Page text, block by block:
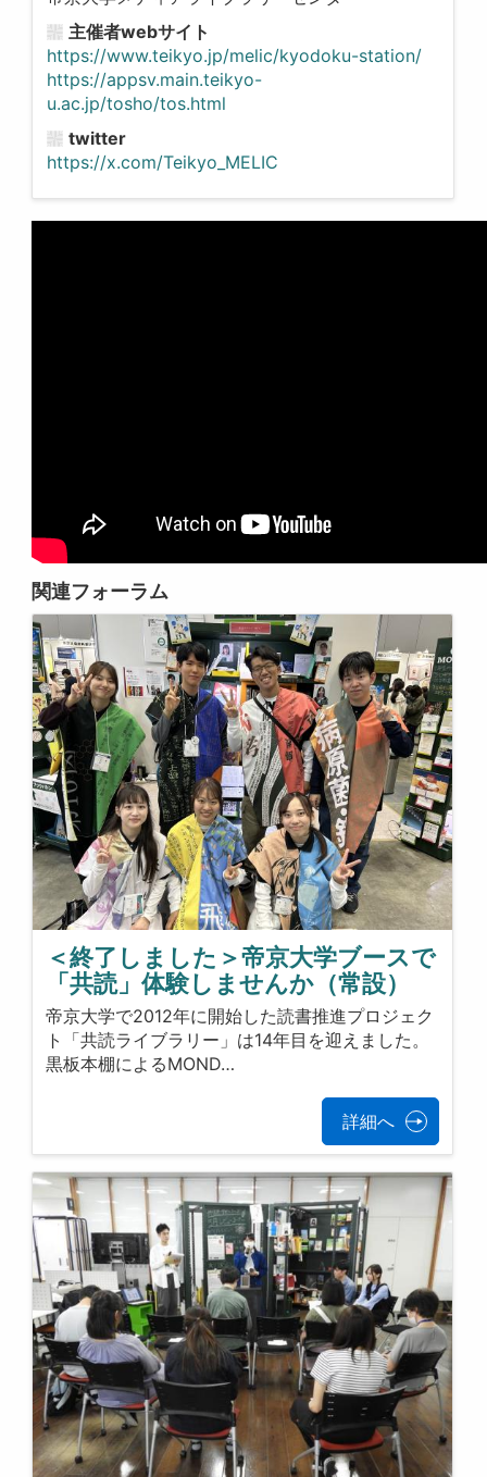
主催者webサイト
https://www.teikyo.jp/melic/kyodoku-station/
https://appsv.main.teikyo-
u.ac.jp/tosho/tos.html
twitter
https://x.com/Teikyo_MELIC
関連フォーラム
＜終了しました＞帝京大学ブースで
「共読」体験しませんか（常設）
帝京大学で2012年に開始した読書推進プロジェク
ト「共読ライブラリー」は14年目を迎えました。
黒板本棚によるMOND…
詳細へ